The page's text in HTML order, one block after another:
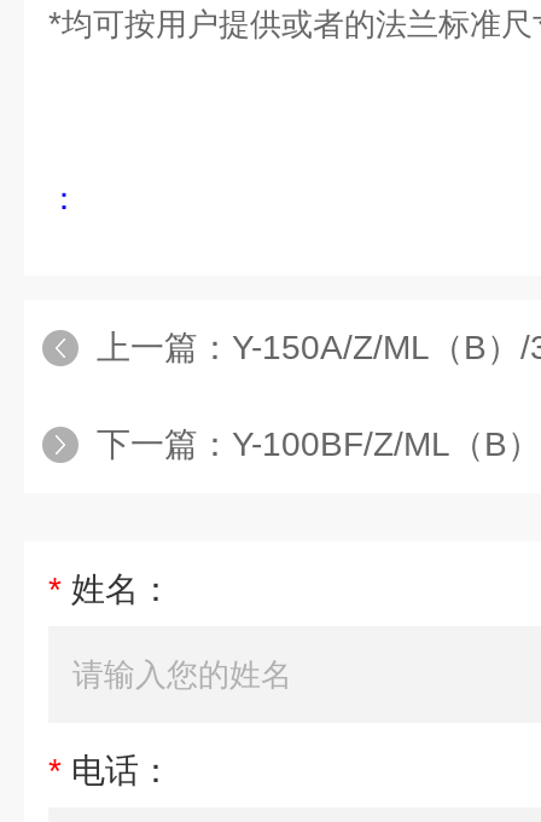
*均可按用户提供或者的法兰标准尺
：
上一篇： Y-150A/Z/ML（B）/316-隔
下一篇： Y-100BF/Z/ML（B）/316-隔
* 姓名：
* 电话：